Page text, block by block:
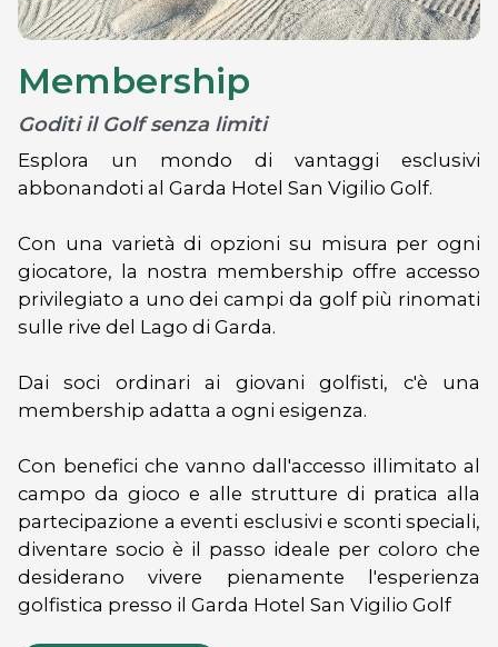
Membership
Goditi il Golf senza limiti
Esplora un mondo di vantaggi esclusivi
abbonandoti al Garda Hotel San Vigilio Golf.
Con una varietà di opzioni su misura per ogni
giocatore, la nostra membership offre accesso
privilegiato a uno dei campi da golf più rinomati
sulle rive del Lago di Garda.
Dai soci ordinari ai giovani golfisti, c'è una
membership adatta a ogni esigenza.
Con benefici che vanno dall'accesso illimitato al
campo da gioco e alle strutture di pratica alla
partecipazione a eventi esclusivi e sconti speciali,
diventare socio è il passo ideale per coloro che
desiderano vivere pienamente l'esperienza
golfistica presso il Garda Hotel San Vigilio Golf